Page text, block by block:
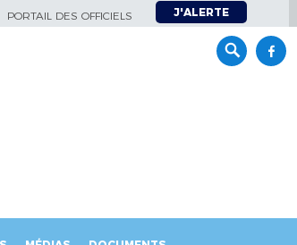
PORTAIL DES OFFICIELS J'ALERTE